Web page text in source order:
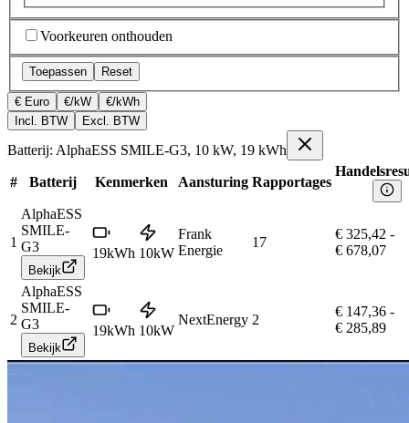
Voorkeuren onthouden
Toepassen Reset
€ Euro €/kW
€/kWh
Incl. BTW
Excl. BTW
Batterij: AlphaESS SMILE-G3, 10 kW, 19 kWh
# Batterij Kenmerken Aansturing Rapportages
1
AlphaESS
SMILE-
G3
Bekijk
19kWh 10kW
Frank
Energie
17
€ 325,42 -
€ 678,07
2
AlphaESS
SMILE-
G3
Bekijk
19kWh 10kW
NextEnergy 2
€ 147,36 -
€ 285,89